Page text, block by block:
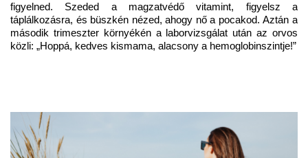
figyelned. Szeded a magzatvédő vitamint, figyelsz a
táplálkozásra, és büszkén nézed, ahogy nő a pocakod. Aztán a
második trimeszter környékén a laborvizsgálat után az orvos
közli: „Hoppá, kedves kismama, alacsony a hemoglobinszintje!”